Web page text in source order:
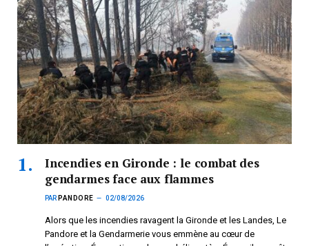
Incendies en Gironde : le combat des
gendarmes face aux flammes
PAR PANDORE 02/08/2026
Alors que les incendies ravagent la Gironde et les Landes, Le
Pandore et la Gendarmerie vous emmène au cœur de